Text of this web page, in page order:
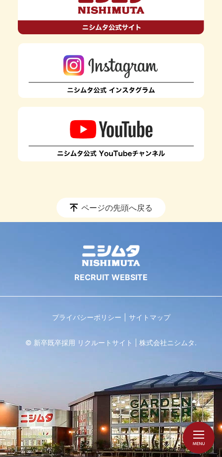
ページの先頭へ戻る
プライバシーポリシー サイトマップ
© 新卒既卒採用 リクルートサイト | 株式会社ニシムタ.